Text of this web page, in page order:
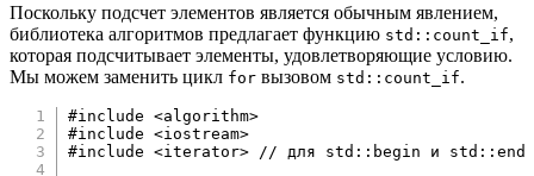
Поскольку подсчет элементов является обычным явлением,
библиотека алгоритмов предлагает функцию std::count_if,
которая подсчитывает элементы, удовлетворяющие условию.
Мы можем заменить цикл for вызовом std::count_if.
#include
<algorithm>
#include
<iostream>
#include <iterator>
// для std::begin и std::end